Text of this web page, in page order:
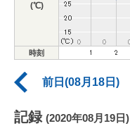
(℃)
時刻
前日(08月18日)
記録 (2020年08月19日)